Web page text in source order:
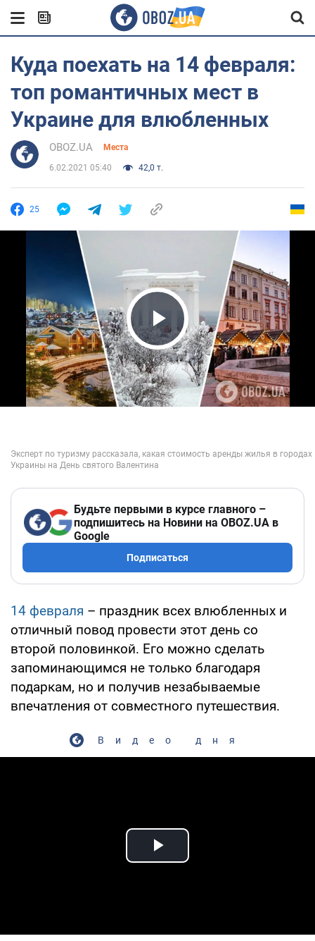
Куда поехать на 14 февраля:
топ романтичных мест в
Украине для влюбленных
OBOZ.UA Места
6.02.2021 05:40 42,0 т.
25
Play Video
Будьте первыми в курсе главного –
подпишитесь на Новини на OBOZ.UA в
Google
Подписаться
14 февраля – праздник всех влюбленных и
отличный повод провести этот день со
второй половинкой. Его можно сделать
запоминающимся не только благодаря
подаркам, но и получив незабываемые
впечатления от совместного путешествия.
Видео дня
Play Video